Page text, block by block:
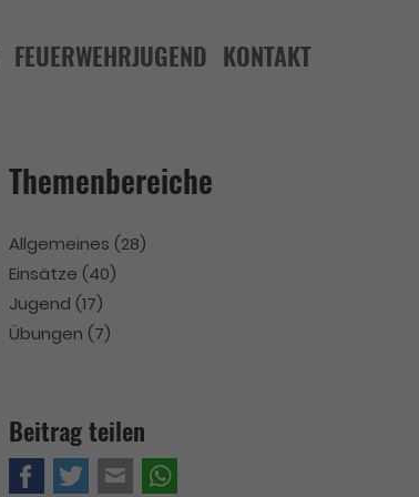
FEUERWEHRJUGEND KONTAKT
Themenbereiche
Allgemeines (28)
Einsätze (40)
Jugend (17)
Übungen (7)
Beitrag teilen
Facebook
Twitter E-mail